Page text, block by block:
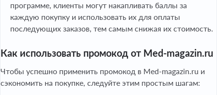
программе, клиенты могут накапливать баллы за
каждую покупку и использовать их для оплаты
последующих заказов, тем самым снижая их стоимость.
Как использовать промокод от Med-magazin.ru
Чтобы успешно применить промокод в Med-magazin.ru и
сэкономить на покупке, следуйте этим простым шагам: